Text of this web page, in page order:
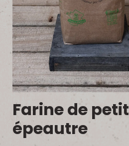
Farine de petit
épeautre